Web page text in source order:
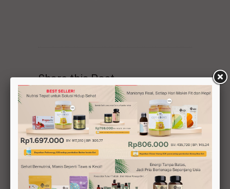
Share this Post
Testimonial